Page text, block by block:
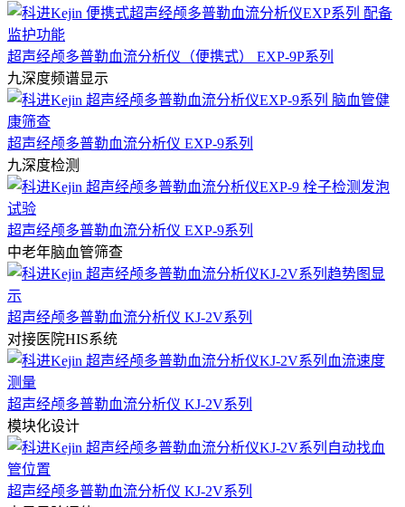
超声经颅多普勒血流分析仪（便携式） EXP-9P系列
九深度频谱显示
超声经颅多普勒血流分析仪 EXP-9系列
九深度检测
超声经颅多普勒血流分析仪 EXP-9系列
中老年脑血管筛查
超声经颅多普勒血流分析仪 KJ-2V系列
对接医院HIS系统
超声经颅多普勒血流分析仪 KJ-2V系列
模块化设计
超声经颅多普勒血流分析仪 KJ-2V系列